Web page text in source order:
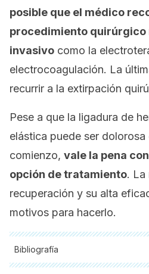
posible que el médico
procedimiento quirúrgico
invasivo como la
electrocoagulación. La
recurrir a la extirpación
Pese a que la ligadura de
elástica puede ser dolorosa
comienzo, vale la pena
opción de tratamiento. La
recuperación y su alta
motivos para hacerlo.
Bibliografía
Todas las fuentes citadas fueron